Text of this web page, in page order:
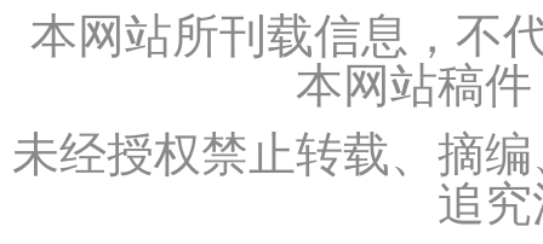
本网站所刊载信息，不
本网站稿
未经授权禁止转载、摘
追